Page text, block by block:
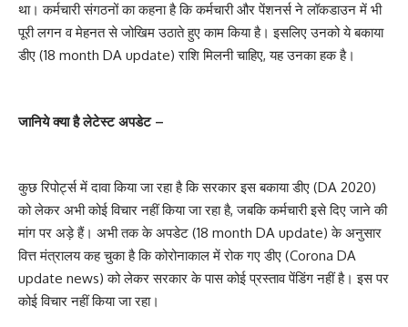
था। कर्मचारी संगठनों का कहना है कि कर्मचारी और पेंशनर्स ने लॉकडाउन में भी
पूरी लगन व मेहनत से जोखिम उठाते हुए काम किया है। इसलिए उनको ये बकाया
डीए (18 month DA update) राशि मिलनी चाहिए, यह उनका हक है।
जानिये क्या है लेटेस्ट अपडेट –
कुछ रिपोर्ट्स में दावा किया जा रहा है कि सरकार इस बकाया डीए (DA 2020)
को लेकर अभी कोई विचार नहीं किया जा रहा है, जबकि कर्मचारी इसे दिए जाने की
मांग पर अड़े हैं। अभी तक के अपडेट (18 month DA update) के अनुसार
वित्त मंत्रालय कह चुका है कि कोरोनाकाल में रोक गए डीए (Corona DA
update news) को लेकर सरकार के पास कोई प्रस्ताव पेंडिंग नहीं है। इस पर
कोई विचार नहीं किया जा रहा।